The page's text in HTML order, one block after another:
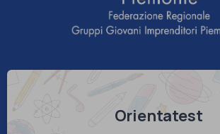
Sponsor tecnico
Orientatest